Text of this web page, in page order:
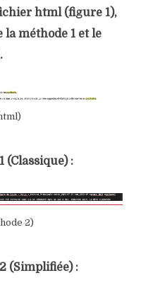
html (figure 1),
la méthode 1 et le
(Classique) :
2)
(Simplifiée) :